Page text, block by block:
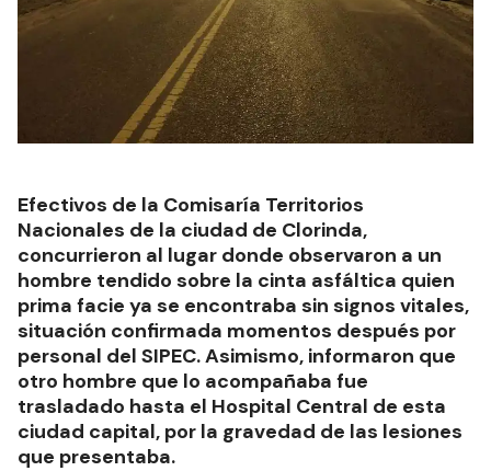
Efectivos de la Comisaría Territorios
Nacionales de la ciudad de Clorinda,
concurrieron al lugar donde observaron a un
hombre tendido sobre la cinta asfáltica quien
prima facie ya se encontraba sin signos vitales,
situación confirmada momentos después por
personal del SIPEC. Asimismo, informaron que
otro hombre que lo acompañaba fue
trasladado hasta el Hospital Central de esta
ciudad capital, por la gravedad de las lesiones
que presentaba.